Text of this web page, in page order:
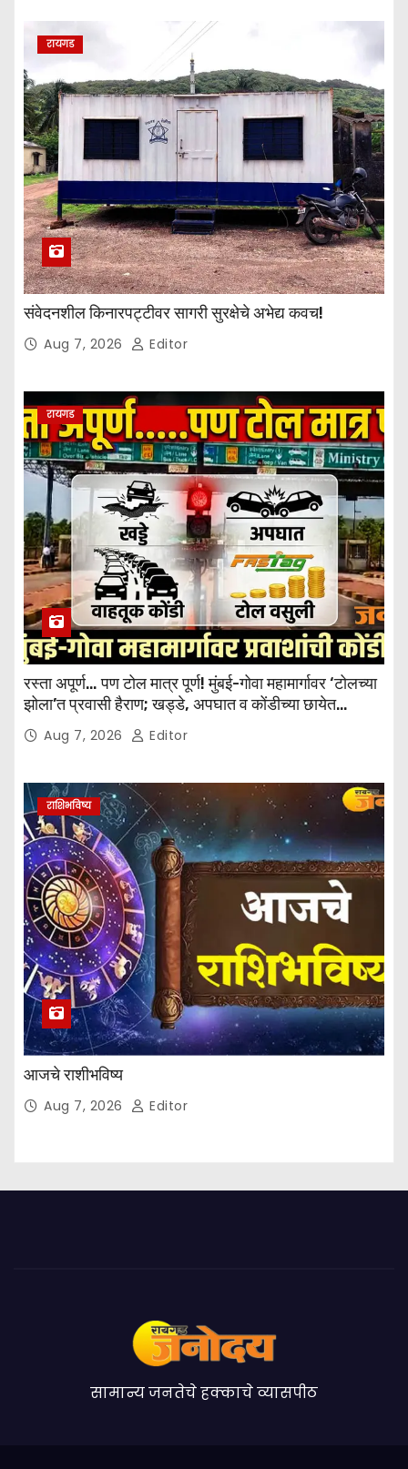
रायगड
संवेदनशील किनारपट्टीवर सागरी सुरक्षेचे अभेद्य कवच!
Aug 7, 2026 Editor
रायगड
रस्ता अपूर्ण… पण टोल मात्र पूर्ण! मुंबई-गोवा महामार्गावर ‘टोलच्या
झोला’त प्रवासी हैराण; खड्डे, अपघात व कोंडीच्या छायेत
जीवघेणा प्रवास
Aug 7, 2026 Editor
राशिभविष्य
आजचे राशीभविष्य
Aug 7, 2026 Editor
सामान्य जनतेचे हक्काचे व्यासपीठ